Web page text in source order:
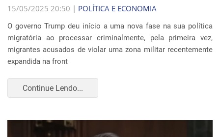
15/05/2025 20:50 | POLÍTICA E ECONOMIA
O governo Trump deu início a uma nova fase na sua política
migratória ao processar criminalmente, pela primeira vez,
migrantes acusados de violar uma zona militar recentemente
expandida na front
Continue Lendo...